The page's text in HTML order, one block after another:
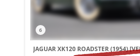
6
JAGUAR XK120 ROADSTER (1954)